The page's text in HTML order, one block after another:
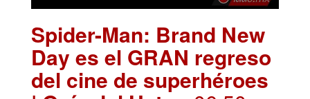
Spider-Man: Brand New
Day es el GRAN regreso
del cine de superhéroes